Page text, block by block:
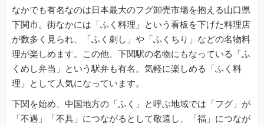
なかでも有名なのは日本最大のフグ卸売市場を抱える山口県
下関市。街なかには「ふく料理」という看板を下げた料理店
が数多く見られ、「ふく刺し」や「ふくちり」などの名物料
理が楽しめます。この他、下関駅の名物にもなっている「ふ
くめし弁当」という駅弁も有名。気軽に楽しめる「ふく料
理」として人気になっています。
下関を始め、中国地方の「ふく」と呼ぶ地域では「フグ」が
「不遇」「不具」につながるとして敬遠し、「福」につなが